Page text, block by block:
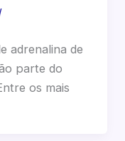
adrenalina de
parte do
os mais